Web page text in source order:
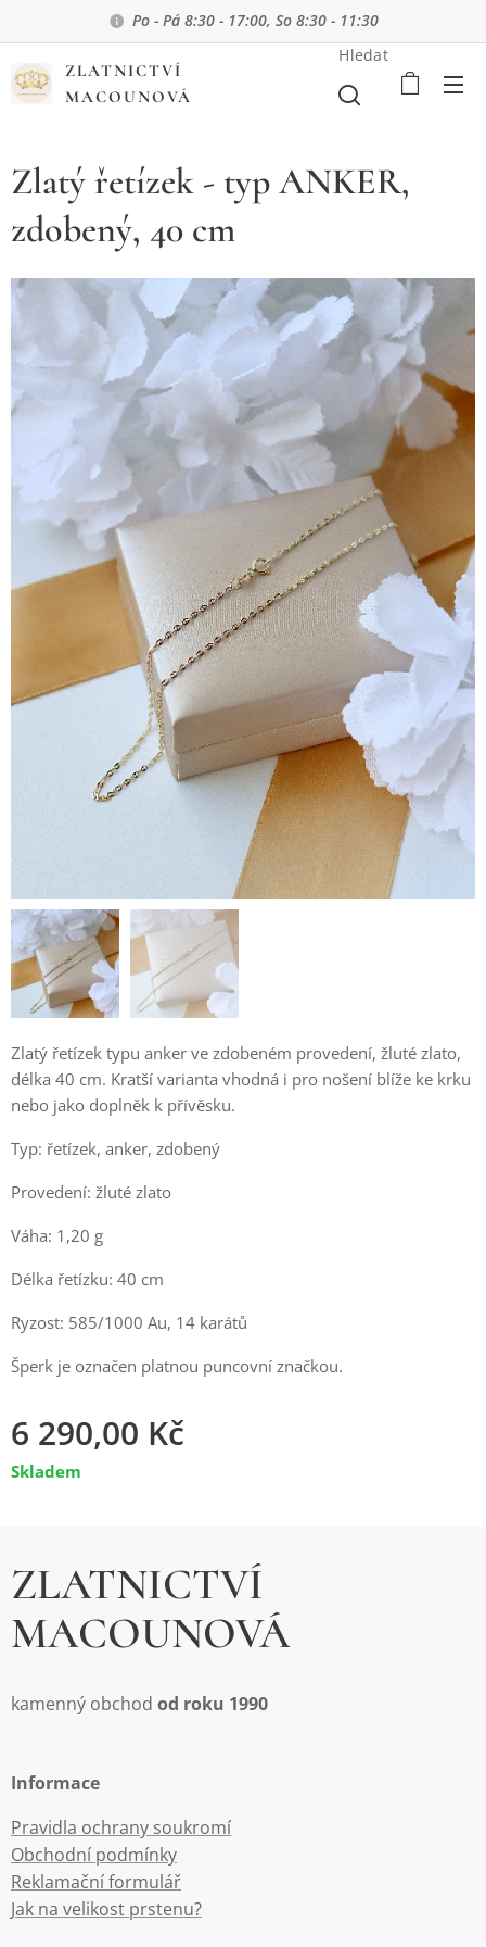
Po - Pá 8:30 - 17:00, So 8:30 - 11:30
ZLATNICTVÍ
MACOUNOVÁ
Hledat
Zlatý řetízek - typ ANKER,
zdobený, 40 cm
Zlatý řetízek typu anker ve zdobeném provedení, žluté zlato,
délka 40 cm. Kratší varianta vhodná i pro nošení blíže ke krku
nebo jako doplněk k přívěsku.
Typ: řetízek, anker, zdobený
Provedení: žluté zlato
Váha: 1,20 g
Délka řetízku: 40 cm
Ryzost: 585/1000 Au, 14 karátů
Šperk je označen platnou puncovní značkou.
6 290,00 Kč
Skladem
ZLATNICTVÍ
MACOUNOVÁ
kamenný obchod od roku 1990
Informace
Pravidla ochrany soukromí
Obchodní podmínky
Reklamační formulář
Jak na velikost prstenu?